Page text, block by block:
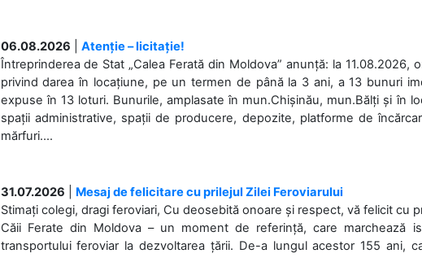
06.08.2026
Atenție – licitație!
Întreprinderea de Stat „Calea Ferată din Moldova” anunță: la 11.08.2026,
privind darea în locațiune, pe un termen de până la 3 ani, a 13 bunuri
expuse în 13 loturi. Bunurile, amplasate în mun.Chișinău, mun.Bălți și în
spații administrative, spații de producere, depozite, platforme de
mărfuri....
31.07.2026
Mesaj de felicitare cu prilejul Zilei Feroviarului
Stimați colegi, dragi feroviari, Cu deosebită onoare și respect, vă felicit cu
Căii Ferate din Moldova – un moment de referință, care marchează
transportului feroviar la dezvoltarea țării. De-a lungul acestor 155 ani,